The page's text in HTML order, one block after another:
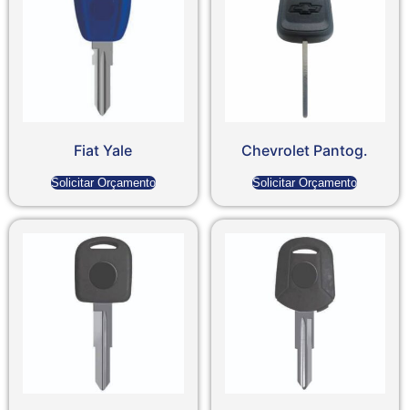
Fiat Yale
Solicitar Orçamento
Chevrolet Pantog.
Solicitar Orçamento